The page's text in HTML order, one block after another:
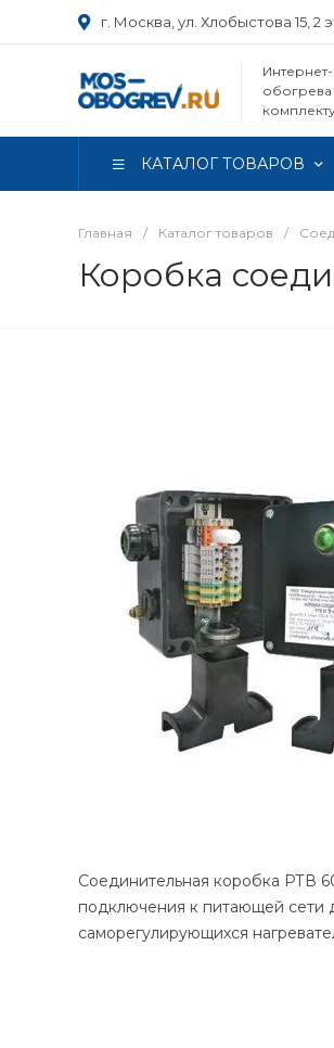
г. Москва, ул. Хлобыстова 15, 2
обогрева
КАТАЛОГ ТОВАРОВ
Главная / Каталог товаров /
Коробка
Соединительная коробка РТВ
подключения к питающей сети
саморегулирующихся